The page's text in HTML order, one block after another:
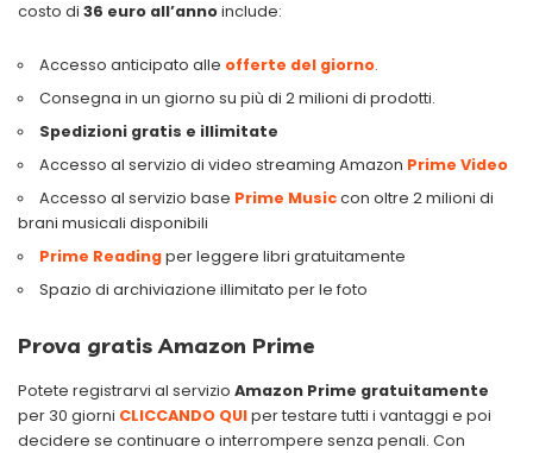
costo di 36 euro all’annoinclude:
Accesso anticipato alle offerte del giorno.
Consegna in un giorno su più di 2 milioni di prodotti.
Spedizioni gratis e illimitate
Accesso al servizio di video streaming Amazon Prime Video
Accesso al servizio base Prime Musiccon oltre 2 milioni di
brani musicali disponibili
Prime Readingper leggere libri gratuitamente
Spazio di archiviazione illimitato per le foto
Prova gratis Amazon Prime
Potete registrarvi al servizio Amazon Prime gratuitamente
per 30 giorni CLICCANDO QUIper testare tutti i vantaggi e poi
decidere se continuare o interrompere senza penali. Con